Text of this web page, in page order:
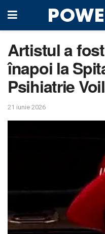
Artistul a
înapoi la
Psihiatrie
21 iunie 2026